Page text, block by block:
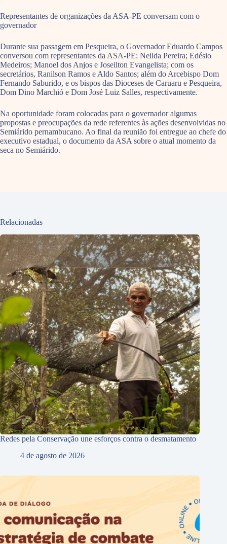
Representantes de organizações da ASA-PE conversam com o
governador
Durante sua passagem em Pesqueira, o Governador Eduardo Campos
conversou com representantes da ASA-PE: Neilda Pereira; Edésio
Medeiros; Manoel dos Anjos e Joseilton Evangelista; com os
secretários, Ranilson Ramos e Aldo Santos; além do Arcebispo Dom
Fernando Saburido, e os bispos das Dioceses de Caruaru e Pesqueira,
Dom Dino Marchió e Dom José Luiz Salles, respectivamente.
Na oportunidade foram colocadas para o governador algumas
propostas e preocupações da rede referentes às ações desenvolvidas no
Semiárido pernambucano. Ao final da reunião foi entregue ao chefe do
executivo estadual, o documento da ASA sobre o atual momento da
seca no Semiárido.
Relacionadas
Redes pela Conservação une esforços contra o desmatamento
4 de agosto de 2026